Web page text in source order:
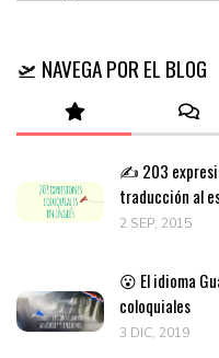
🛫 NAVEGA POR EL BLOG
✍️ 203
traducción al
2 SEP, 2015
😮 El idioma
coloquiales
3 DIC, 2019